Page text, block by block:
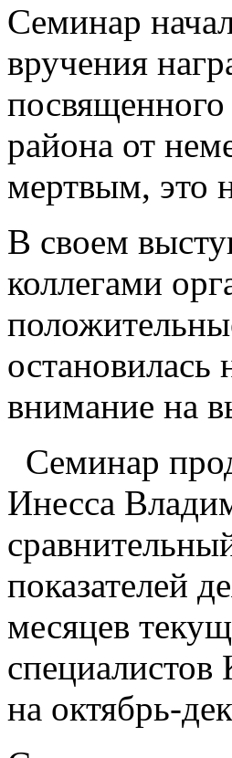
Семинар
вручения
района от
мертвым, это
В своем
коллегами
внимание на
Семинар
Инесса
показателей
месяцев
на октябрь-